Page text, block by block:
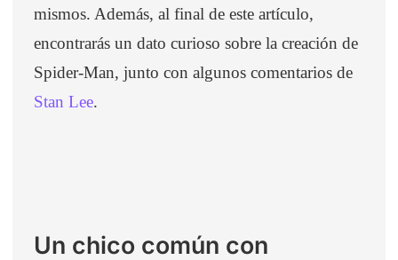
mismos. Además, al final de este artículo,
encontrarás un dato curioso sobre la creación de
Spider-Man, junto con algunos comentarios de
Stan Lee.
Un chico común con